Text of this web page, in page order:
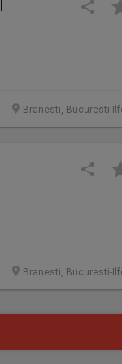
Branesti, Bucuresti-
Branesti, Bucuresti-